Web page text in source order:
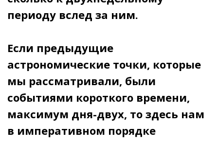
периоду вслед за ним.
Если предыдущие
астрономические точки, которые
мы рассматривали, были
событиями короткого времени,
максимум дня-двух, то здесь нам
в императивном порядке